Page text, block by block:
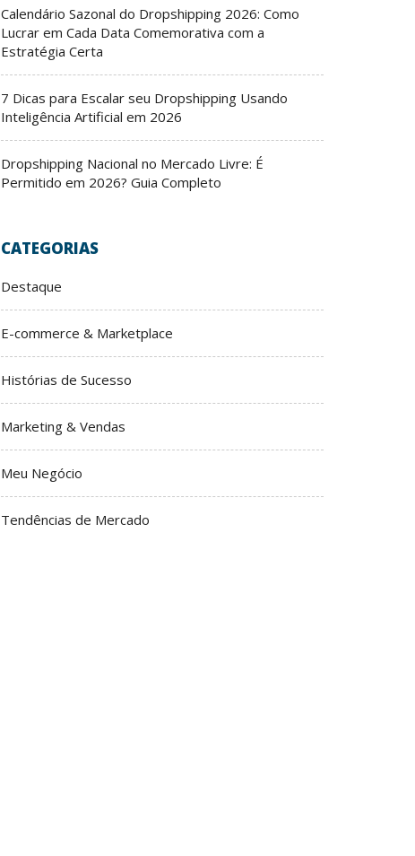
Calendário Sazonal do Dropshipping 2026: Como
Lucrar em Cada Data Comemorativa com a
Estratégia Certa
7 Dicas para Escalar seu Dropshipping Usando
Inteligência Artificial em 2026
Dropshipping Nacional no Mercado Livre: É
Permitido em 2026? Guia Completo
CATEGORIAS
Destaque
E-commerce & Marketplace
Histórias de Sucesso
Marketing & Vendas
Meu Negócio
Tendências de Mercado